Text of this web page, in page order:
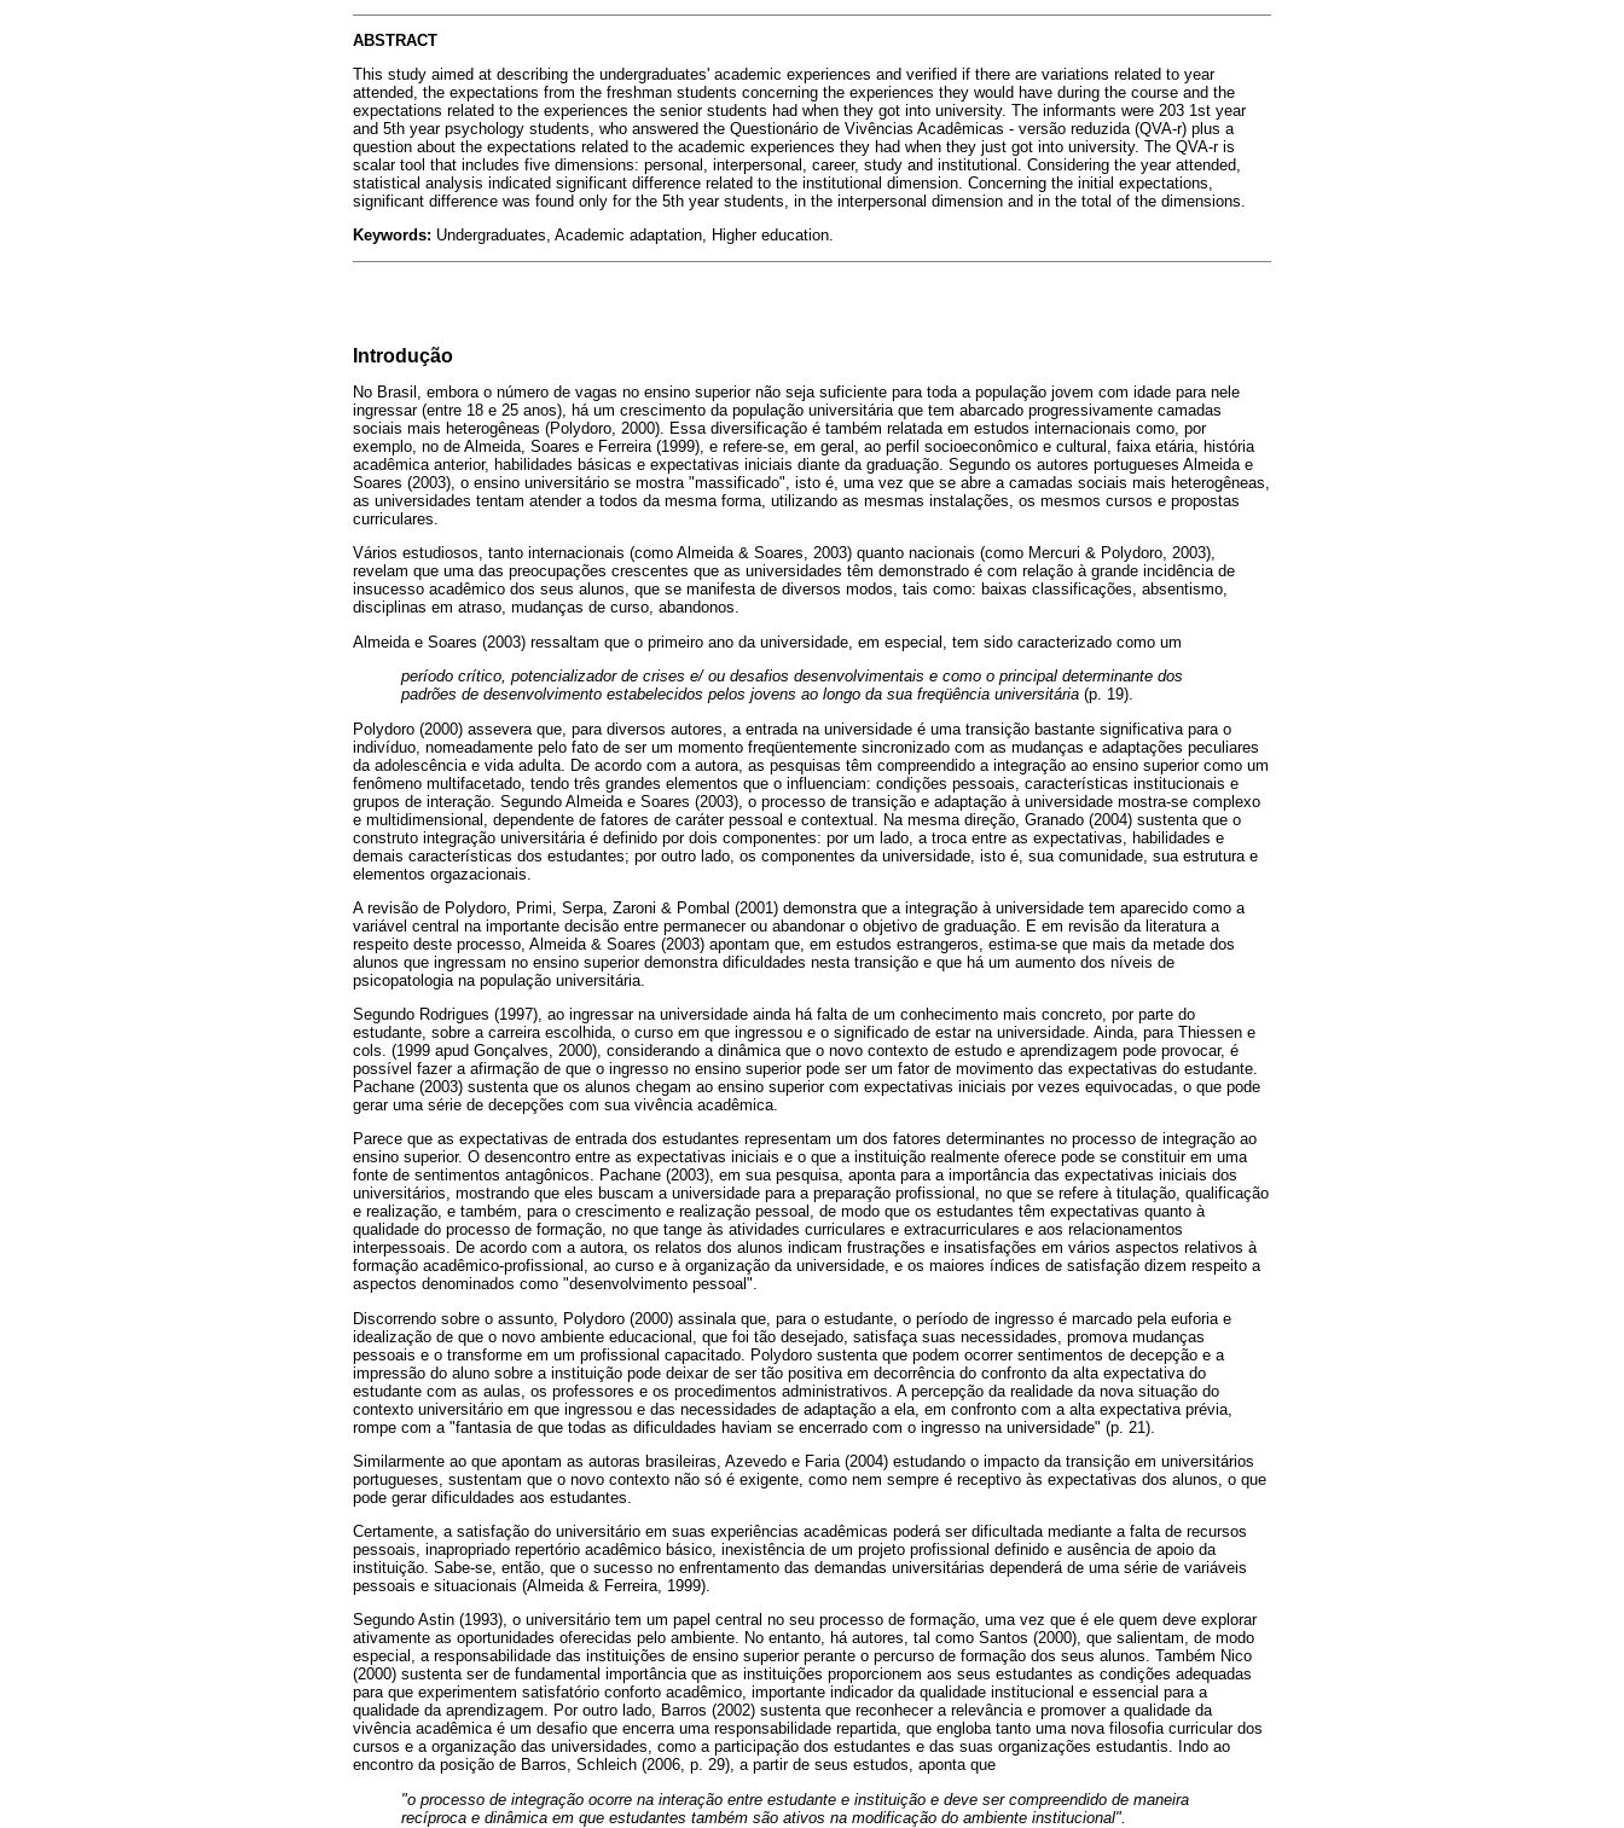
ABSTRACT
This study aimed at describing the undergraduates' academic experiences and verified if there are variations related to year
attended, the expectations from the freshman students concerning the experiences they would have during the course and the
expectations related to the experiences the senior students had when they got into university. The informants were 203 1st year
and 5th year psychology students, who answered the Questionário de Vivências Acadêmicas - versão reduzida (QVA-r) plus a
question about the expectations related to the academic experiences they had when they just got into university. The QVA-r is
scalar tool that includes five dimensions: personal, interpersonal, career, study and institutional. Considering the year attended,
statistical analysis indicated significant difference related to the institutional dimension. Concerning the initial expectations,
significant difference was found only for the 5th year students, in the interpersonal dimension and in the total of the dimensions.
Keywords: Undergraduates, Academic adaptation, Higher education.
Introdução
No Brasil, embora o número de vagas no ensino superior não seja suficiente para toda a população jovem com idade para nele
ingressar (entre 18 e 25 anos), há um crescimento da população universitária que tem abarcado progressivamente camadas
sociais mais heterogêneas (Polydoro, 2000). Essa diversificação é também relatada em estudos internacionais como, por
exemplo, no de Almeida, Soares e Ferreira (1999), e refere-se, em geral, ao perfil socioeconômico e cultural, faixa etária, história
acadêmica anterior, habilidades básicas e expectativas iniciais diante da graduação. Segundo os autores portugueses Almeida e
Soares (2003), o ensino universitário se mostra "massificado", isto é, uma vez que se abre a camadas sociais mais heterogêneas,
as universidades tentam atender a todos da mesma forma, utilizando as mesmas instalações, os mesmos cursos e propostas
curriculares.
Vários estudiosos, tanto internacionais (como Almeida & Soares, 2003) quanto nacionais (como Mercuri & Polydoro, 2003),
revelam que uma das preocupações crescentes que as universidades têm demonstrado é com relação à grande incidência de
insucesso acadêmico dos seus alunos, que se manifesta de diversos modos, tais como: baixas classificações, absentismo,
disciplinas em atraso, mudanças de curso, abandonos.
Almeida e Soares (2003) ressaltam que o primeiro ano da universidade, em especial, tem sido caracterizado como um
período crítico, potencializador de crises e/ ou desafios desenvolvimentais e como o principal determinante dos
padrões de desenvolvimento estabelecidos pelos jovens ao longo da sua freqüência universitária (p. 19).
Polydoro (2000) assevera que, para diversos autores, a entrada na universidade é uma transição bastante significativa para o
indivíduo, nomeadamente pelo fato de ser um momento freqüentemente sincronizado com as mudanças e adaptações peculiares
da adolescência e vida adulta. De acordo com a autora, as pesquisas têm compreendido a integração ao ensino superior como um
fenômeno multifacetado, tendo três grandes elementos que o influenciam: condições pessoais, características institucionais e
grupos de interação. Segundo Almeida e Soares (2003), o processo de transição e adaptação à universidade mostra-se complexo
e multidimensional, dependente de fatores de caráter pessoal e contextual. Na mesma direção, Granado (2004) sustenta que o
construto integração universitária é definido por dois componentes: por um lado, a troca entre as expectativas, habilidades e
demais características dos estudantes; por outro lado, os componentes da universidade, isto é, sua comunidade, sua estrutura e
elementos orgazacionais.
A revisão de Polydoro, Primi, Serpa, Zaroni & Pombal (2001) demonstra que a integração à universidade tem aparecido como a
variável central na importante decisão entre permanecer ou abandonar o objetivo de graduação. E em revisão da literatura a
respeito deste processo, Almeida & Soares (2003) apontam que, em estudos estrangeros, estima-se que mais da metade dos
alunos que ingressam no ensino superior demonstra dificuldades nesta transição e que há um aumento dos níveis de
psicopatologia na população universitária.
Segundo Rodrigues (1997), ao ingressar na universidade ainda há falta de um conhecimento mais concreto, por parte do
estudante, sobre a carreira escolhida, o curso em que ingressou e o significado de estar na universidade. Ainda, para Thiessen e
cols. (1999 apud Gonçalves, 2000), considerando a dinâmica que o novo contexto de estudo e aprendizagem pode provocar, é
possível fazer a afirmação de que o ingresso no ensino superior pode ser um fator de movimento das expectativas do estudante.
Pachane (2003) sustenta que os alunos chegam ao ensino superior com expectativas iniciais por vezes equivocadas, o que pode
gerar uma série de decepções com sua vivência acadêmica.
Parece que as expectativas de entrada dos estudantes representam um dos fatores determinantes no processo de integração ao
ensino superior. O desencontro entre as expectativas iniciais e o que a instituição realmente oferece pode se constituir em uma
fonte de sentimentos antagônicos. Pachane (2003), em sua pesquisa, aponta para a importância das expectativas iniciais dos
universitários, mostrando que eles buscam a universidade para a preparação profissional, no que se refere à titulação, qualificação
e realização, e também, para o crescimento e realização pessoal, de modo que os estudantes têm expectativas quanto à
qualidade do processo de formação, no que tange às atividades curriculares e extracurriculares e aos relacionamentos
interpessoais. De acordo com a autora, os relatos dos alunos indicam frustrações e insatisfações em vários aspectos relativos à
formação acadêmico-profissional, ao curso e à organização da universidade, e os maiores índices de satisfação dizem respeito a
aspectos denominados como "desenvolvimento pessoal".
Discorrendo sobre o assunto, Polydoro (2000) assinala que, para o estudante, o período de ingresso é marcado pela euforia e
idealização de que o novo ambiente educacional, que foi tão desejado, satisfaça suas necessidades, promova mudanças
pessoais e o transforme em um profissional capacitado. Polydoro sustenta que podem ocorrer sentimentos de decepção e a
impressão do aluno sobre a instituição pode deixar de ser tão positiva em decorrência do confronto da alta expectativa do
estudante com as aulas, os professores e os procedimentos administrativos. A percepção da realidade da nova situação do
contexto universitário em que ingressou e das necessidades de adaptação a ela, em confronto com a alta expectativa prévia,
rompe com a "fantasia de que todas as dificuldades haviam se encerrado com o ingresso na universidade" (p. 21).
Similarmente ao que apontam as autoras brasileiras, Azevedo e Faria (2004) estudando o impacto da transição em universitários
portugueses, sustentam que o novo contexto não só é exigente, como nem sempre é receptivo às expectativas dos alunos, o que
pode gerar dificuldades aos estudantes.
Certamente, a satisfação do universitário em suas experiências acadêmicas poderá ser dificultada mediante a falta de recursos
pessoais, inapropriado repertório acadêmico básico, inexistência de um projeto profissional definido e ausência de apoio da
instituição. Sabe-se, então, que o sucesso no enfrentamento das demandas universitárias dependerá de uma série de variáveis
pessoais e situacionais (Almeida & Ferreira, 1999).
Segundo Astin (1993), o universitário tem um papel central no seu processo de formação, uma vez que é ele quem deve explorar
ativamente as oportunidades oferecidas pelo ambiente. No entanto, há autores, tal como Santos (2000), que salientam, de modo
especial, a responsabilidade das instituições de ensino superior perante o percurso de formação dos seus alunos. Também Nico
(2000) sustenta ser de fundamental importância que as instituições proporcionem aos seus estudantes as condições adequadas
para que experimentem satisfatório conforto acadêmico, importante indicador da qualidade institucional e essencial para a
qualidade da aprendizagem. Por outro lado, Barros (2002) sustenta que reconhecer a relevância e promover a qualidade da
vivência acadêmica é um desafio que encerra uma responsabilidade repartida, que engloba tanto uma nova filosofia curricular dos
cursos e a organização das universidades, como a participação dos estudantes e das suas organizações estudantis. Indo ao
encontro da posição de Barros, Schleich (2006, p. 29), a partir de seus estudos, aponta que
"o processo de integração ocorre na interação entre estudante e instituição e deve ser compreendido de maneira
recíproca e dinâmica em que estudantes também são ativos na modificação do ambiente institucional".